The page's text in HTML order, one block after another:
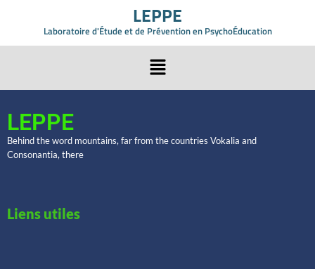
LEPPE
Laboratoire d'Étude et de Prévention en PsychoÉducation
LEPPE
Behind the word mountains, far from the countries Vokalia and
Consonantia, there
Liens utiles